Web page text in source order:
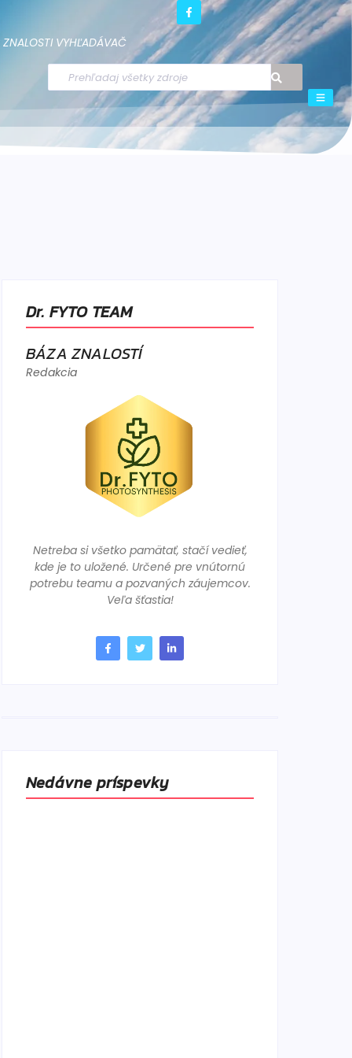
ZNALOSTI VYHĽADÁVAČ
Dr. FYTO TEAM
BÁZA ZNALOSTÍ
Redakcia
Netreba si všetko pamätať, stačí vedieť,
kde je to uložené. Určené pre vnútornú
potrebu teamu a pozvaných záujemcov.
Veľa šťastia!
Nedávne príspevky